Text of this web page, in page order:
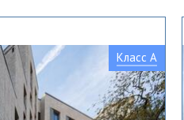
Класс A